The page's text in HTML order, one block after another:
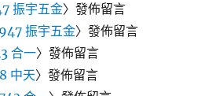
振宇五金〉發佈留言
振宇五金〉發佈留言
合一〉發佈留言
中天〉發佈留言